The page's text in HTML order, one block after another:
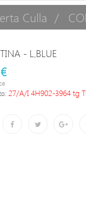
Culla
- L.BLUE
27/A/I 4H902-3964 tg